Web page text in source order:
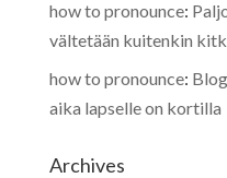
how to pronounce:
vältetään kuitenkin
how to pronounce:
aika lapselle on kortilla
Archives